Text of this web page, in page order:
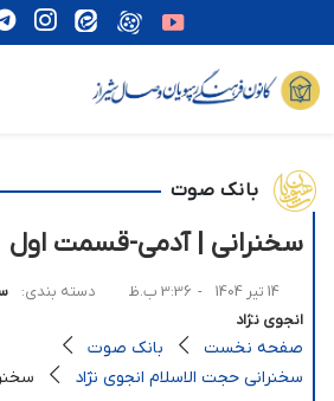
بانک صوت
سخنرانی | آدمی-قسمت اول
14 تیر 1404 - 3:36 ب.ظ دسته بندی:
انجوی نژاد
صفحه نخست
بانک صوت
سخنرانی حجت الاسلام انجوی نژاد